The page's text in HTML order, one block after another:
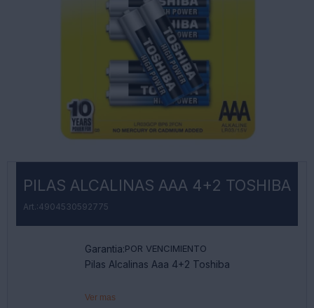
PILAS ALCALINAS AAA 4+2 TOSHIBA
4904530592775
Garantia:POR VENCIMIENTO
Pilas Alcalinas Aaa 4+2 Toshiba
Ver mas